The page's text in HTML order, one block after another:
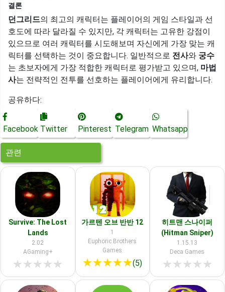
결론
던그리드의 최고의 캐릭터는 플레이어의 게임 스타일과 선
호도에 따라 달라질 수 있지만, 각 캐릭터는 고유한 강점이
있으므로 여러 캐릭터를 시도해보며 자신에게 가장 맞는 캐
릭터를 선택하는 것이 중요합니다. 일반적으로 전사와 궁수
는 초보자에게 가장 적합한 캐릭터로 평가받고 있으며, 마법
사는 전략적인 전투를 선호하는 플레이어에게 유리합니다.
공유하다:
Facebook Twitter Pinterest Telegram Whatsapp
관련
Survive: The Lost
Lands
2.02
AGaming+
★★★★★
가르텐 오브 반반 12
1
Euphoric Brothers
Games
★★★★★(5)
히트맨 스나이퍼
(Hitman Sniper)
1.15.13
Deca Games
★★★★★